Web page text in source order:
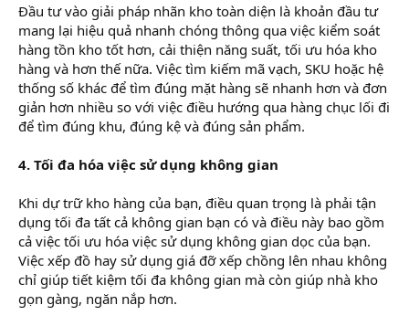
Đầu tư vào giải pháp nhãn kho toàn diện là khoản đầu tư
mang lại hiệu quả nhanh chóng thông qua việc kiểm soát
hàng tồn kho tốt hơn, cải thiện năng suất, tối ưu hóa kho
hàng và hơn thế nữa. Việc tìm kiếm mã vạch, SKU hoặc hệ
thống số khác để tìm đúng mặt hàng sẽ nhanh hơn và đơn
giản hơn nhiều so với việc điều hướng qua hàng chục lối đi
để tìm đúng khu, đúng kệ và đúng sản phẩm.
4. Tối đa hóa việc sử dụng không gian
Khi dự trữ kho hàng của bạn, điều quan trọng là phải tận
dụng tối đa tất cả không gian bạn có và điều này bao gồm
cả việc tối ưu hóa việc sử dụng không gian dọc của bạn.
Việc xếp đồ hay sử dụng giá đỡ xếp chồng lên nhau không
chỉ giúp tiết kiệm tối đa không gian mà còn giúp nhà kho
gọn gàng, ngăn nắp hơn.